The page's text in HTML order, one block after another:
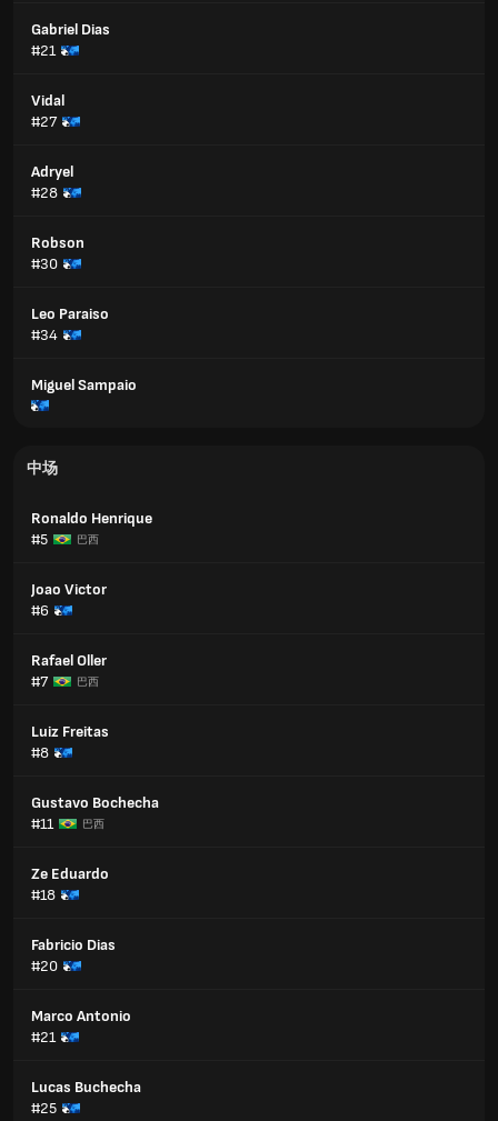
Gabriel Dias
#21
Vidal
#27
Adryel
#28
Robson
#30
Leo Paraiso
#34
Miguel Sampaio
中场
Ronaldo Henrique
#5
巴西
Joao Victor
#6
Rafael Oller
#7
巴西
Luiz Freitas
#8
Gustavo Bochecha
#11
巴西
Ze Eduardo
#18
Fabricio Dias
#20
Marco Antonio
#21
Lucas Buchecha
#25